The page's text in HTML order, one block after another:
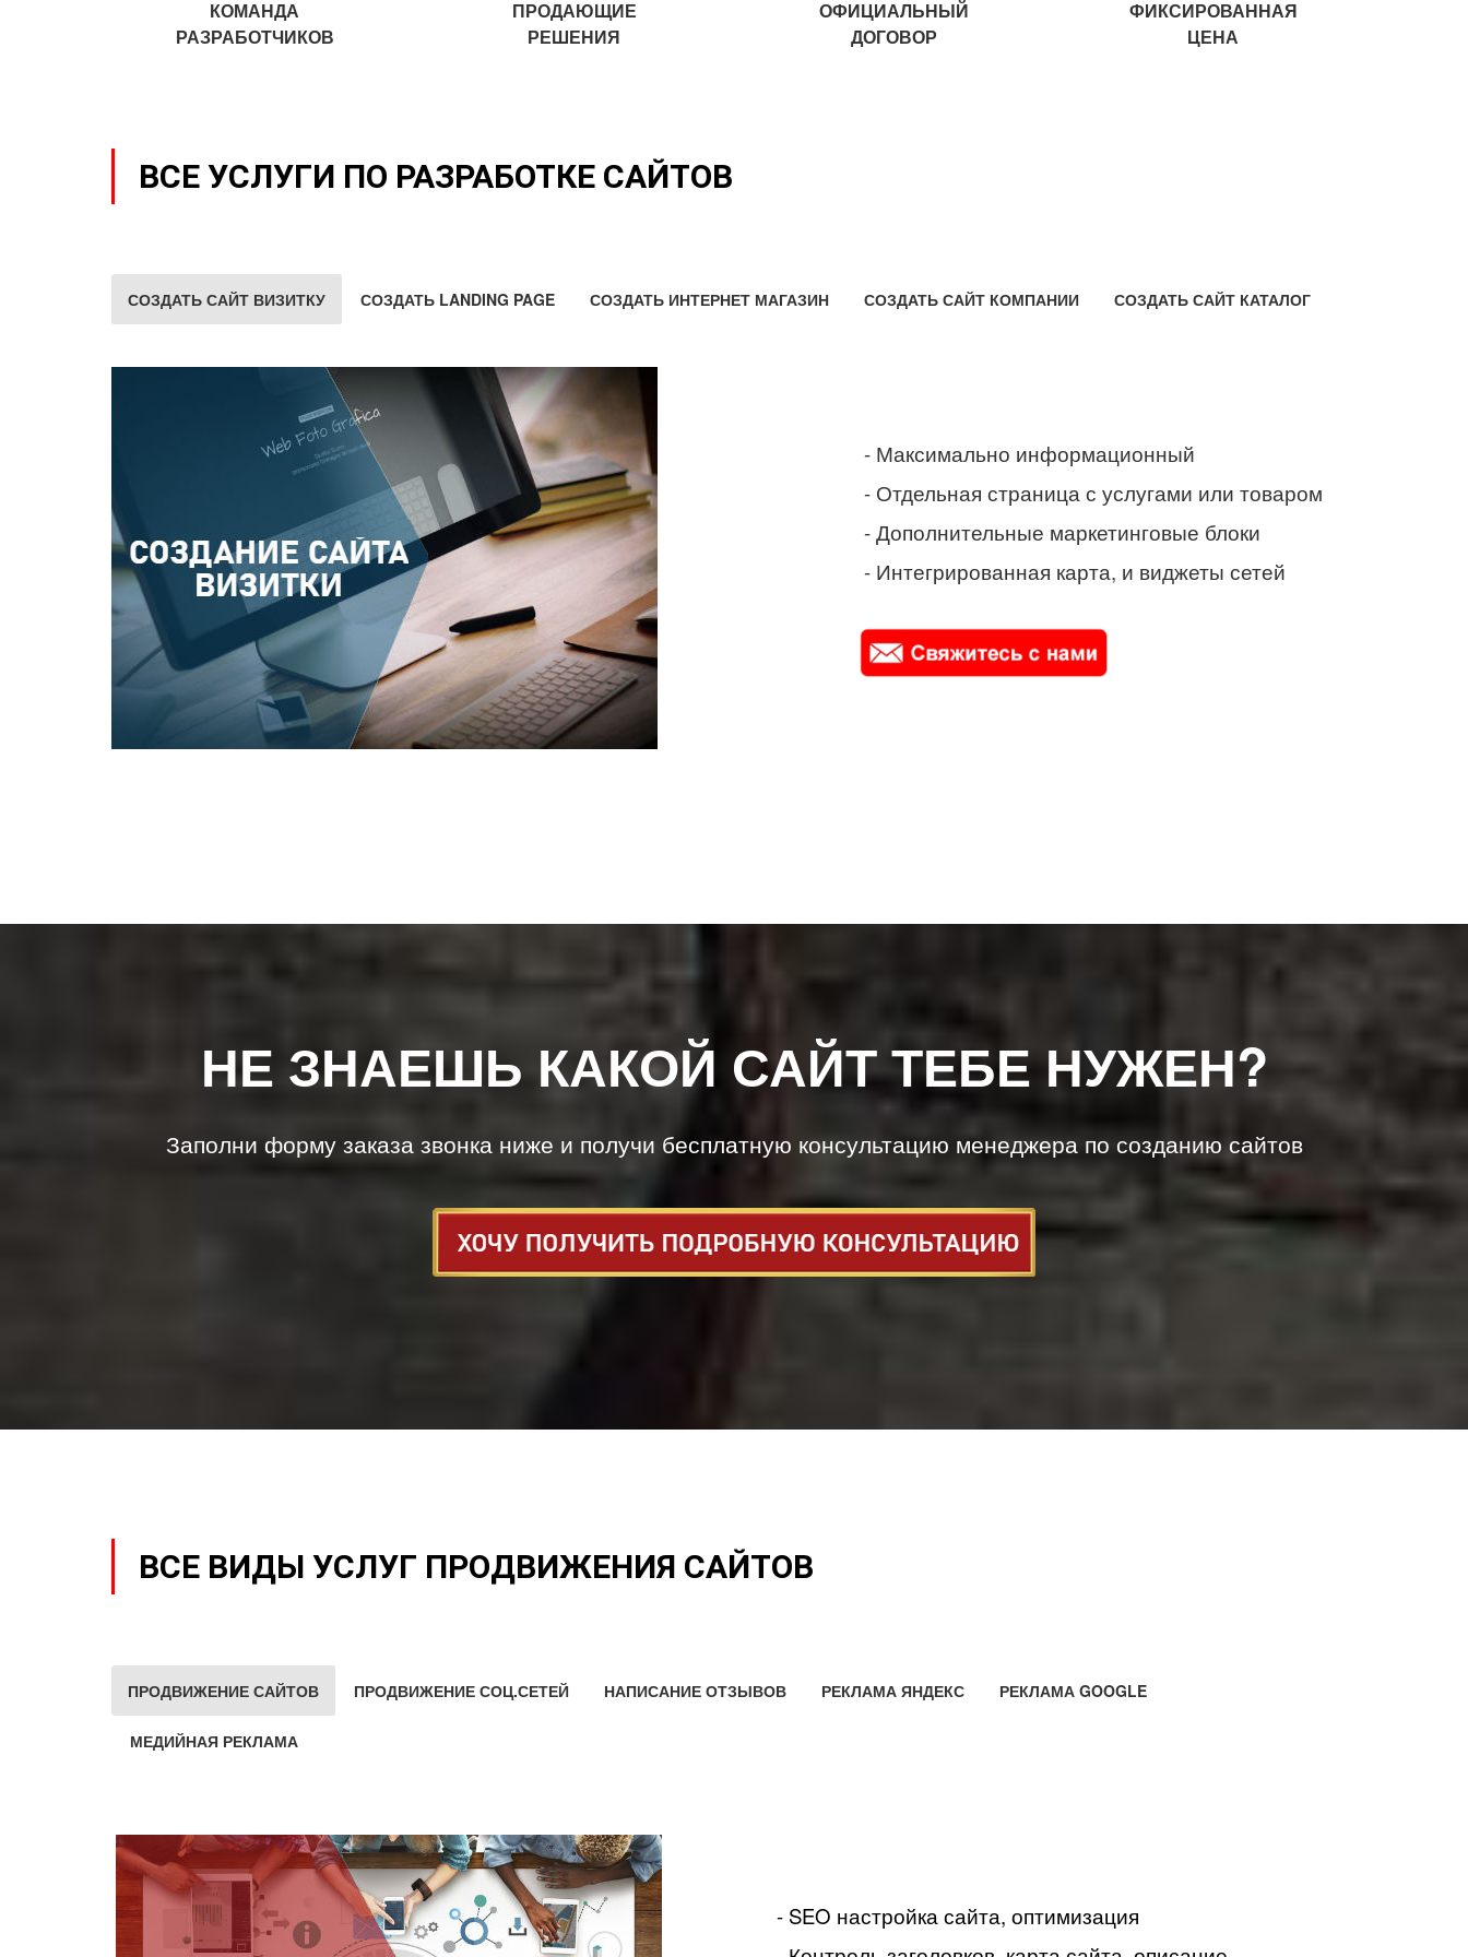
КОМАНДА
РАЗРАБОТЧИКОВ
ПРОДАЮЩИЕ
РЕШЕНИЯ
ОФИЦИАЛЬНЫЙ
ДОГОВОР
ФИКСИРОВАННАЯ
ЦЕНА
ВСЕ УСЛУГИ ПО РАЗРАБОТКЕ САЙТОВ
СОЗДАТЬ САЙТ ВИЗИТКУ СОЗДАТЬ LANDING PAGE СОЗДАТЬ ИНТЕРНЕТ МАГАЗИН СОЗДАТЬ САЙТ КОМПАНИИ СОЗДАТЬ САЙТ КАТАЛОГ
- Максимально информационный
- Отдельная страница с услугами или товаром
- Дополнительные маркетинговые блоки
- Интегрированная карта, и виджеты сетей
НЕ ЗНАЕШЬ КАКОЙ САЙТ ТЕБЕ НУЖЕН?
Заполни форму заказа звонка ниже и получи бесплатную консультацию менеджера по созданию сайтов
ВСЕ ВИДЫ УСЛУГ ПРОДВИЖЕНИЯ САЙТОВ
ПРОДВИЖЕНИЕ САЙТОВ ПРОДВИЖЕНИЕ СОЦ.СЕТЕЙ НАПИСАНИЕ ОТЗЫВОВ РЕКЛАМА ЯНДЕКС РЕКЛАМА GOOGLE
МЕДИЙНАЯ РЕКЛАМА
- SEO настройка сайта, оптимизация